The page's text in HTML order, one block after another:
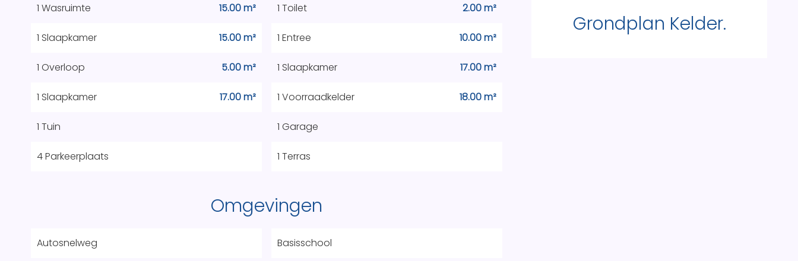
1 Wasruimte 15.00 m² 1 Toilet 2.00 m²
1 Slaapkamer 15.00 m² 1 Entree 10.00 m²
1 Overloop 5.00 m² 1 Slaapkamer 17.00 m²
1 Slaapkamer 17.00 m² 1 Voorraadkelder 18.00 m²
1 Tuin 1 Garage
4 Parkeerplaats 1 Terras
Omgevingen
Autosnelweg Basisschool
Grondplan Kelder.